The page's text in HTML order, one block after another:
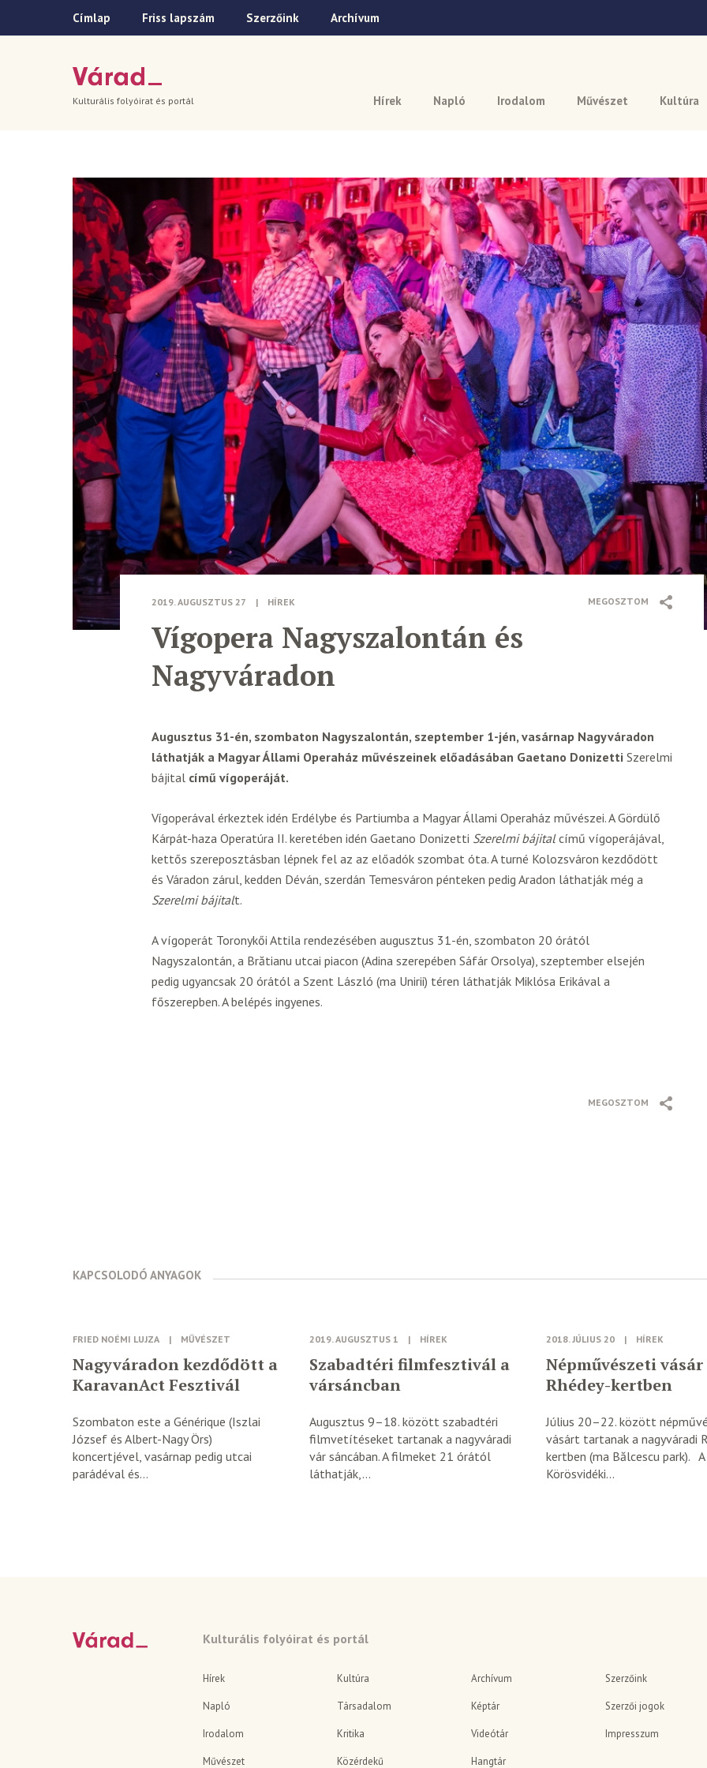
Címlap Friss lapszám Szerzőink Archívum
Hírek Napló Irodalom Művészet Kultúra
Kulturális folyóirat és portál
MEGOSZTOM
2019. AUGUSZTUS 27 | HÍREK
Vígopera Nagyszalontán és
Nagyváradon
Augusztus 31-én, szombaton Nagyszalontán, szeptember 1-jén, vasárnap Nagyváradon
láthatják a Magyar Állami Operaház művészeinek előadásában Gaetano Donizetti Szerelmi
bájital című vígoperáját.
Vígoperával érkeztek idén Erdélybe és Partiumba a Magyar Állami Operaház művészei. A Gördülő
Kárpát-haza Operatúra II. keretében idén Gaetano Donizetti Szerelmi bájitalcímű vígoperájával,
kettős szereposztásban lépnek fel az az előadók szombat óta. A turné Kolozsváron kezdődött
és Váradon zárul, kedden Déván, szerdán Temesváron pénteken pedig Aradon láthatják még a
Szerelmi bájitalt.
A vígoperát Toronykői Attila rendezésében augusztus 31-én, szombaton 20 órától
Nagyszalontán, a Brătianu utcai piacon (Adina szerepében Sáfár Orsolya), szeptember elsején
pedig ugyancsak 20 órától a Szent László (ma Unirii) téren láthatják Miklósa Erikával a
főszerepben. A belépés ingyenes.
MEGOSZTOM
KAPCSOLODÓ ANYAGOK
FRIED NOÉMI LUJZA | MŰVÉSZET
Nagyváradon kezdődött a
KaravanAct Fesztivál
Szombaton este a Générique (Iszlai
József és Albert-Nagy Örs)
koncertjével, vasárnap pedig utcai
parádéval és...
2019. AUGUSZTUS 1 | HÍREK
Szabadtéri filmfesztivál a
vársáncban
Augusztus 9–18. között szabadtéri
filmvetítéseket tartanak a nagyváradi
vár sáncában. A filmeket 21 órától
láthatják,...
2018. JÚLIUS 20 | HÍREK
Népművészeti vásár
Rhédey-kertben
Július 20–22. között
vásárt tartanak a nagyváradi
kertben (ma Bălcescu park). A
Körösvidéki...
Kulturális folyóirat és portál
Hírek
Napló
Irodalom
Művészet
Kultúra
Társadalom
Kritika
Közérdekű
Archívum
Képtár
Videótár
Hangtár
Szerzőink
Szerzői jogok
Impresszum